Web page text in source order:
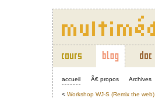
accueil Ã€ propos Archives
< Workshop WJ-S (Remix the web)